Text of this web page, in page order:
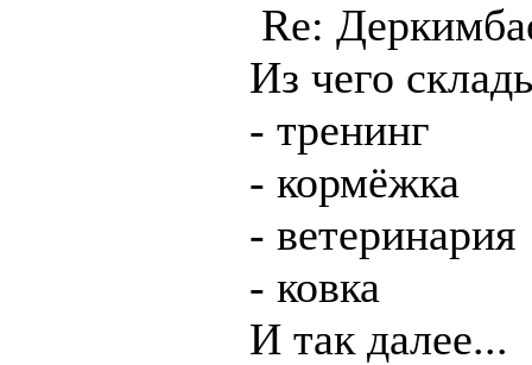
Re:
Из чего
- тренинг
- кормёжка
- ветеринария
- ковка
И так далее...